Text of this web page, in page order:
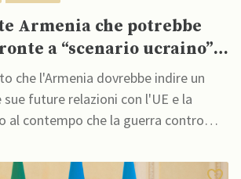
Armenia che potrebbe
a “scenario ucraino” a
a UE
che l'Armenia dovrebbe indire un
future relazioni con l'UE e la
al contempo che la guerra contro
stretti con l'UE